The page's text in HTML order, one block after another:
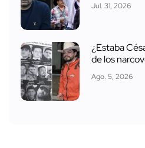
Jul. 31, 2026
¿Estaba
de los
Ago. 5, 2026